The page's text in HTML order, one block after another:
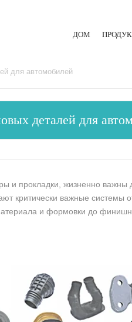
ДОМ
для автомобилей
деталей для
и прокладки, жизненно
критически важные системы
и формовки до